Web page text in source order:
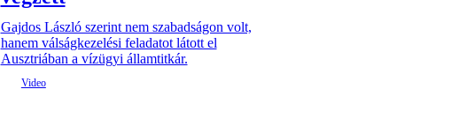
Gajdos László szerint nem szabadságon volt,
hanem válságkezelési feladatot látott el
Ausztriában a vízügyi államtitkár.